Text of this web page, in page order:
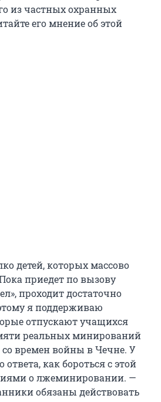
из частных охранных
его мнение об этой
детей, которых массово
приедет по вызову
проходит достаточно
я поддерживаю
отпускают учащихся
реальных минирований
времен войны в Чечне. У
ответа, как бороться с этой
о лжеминировании. —
обязаны действовать